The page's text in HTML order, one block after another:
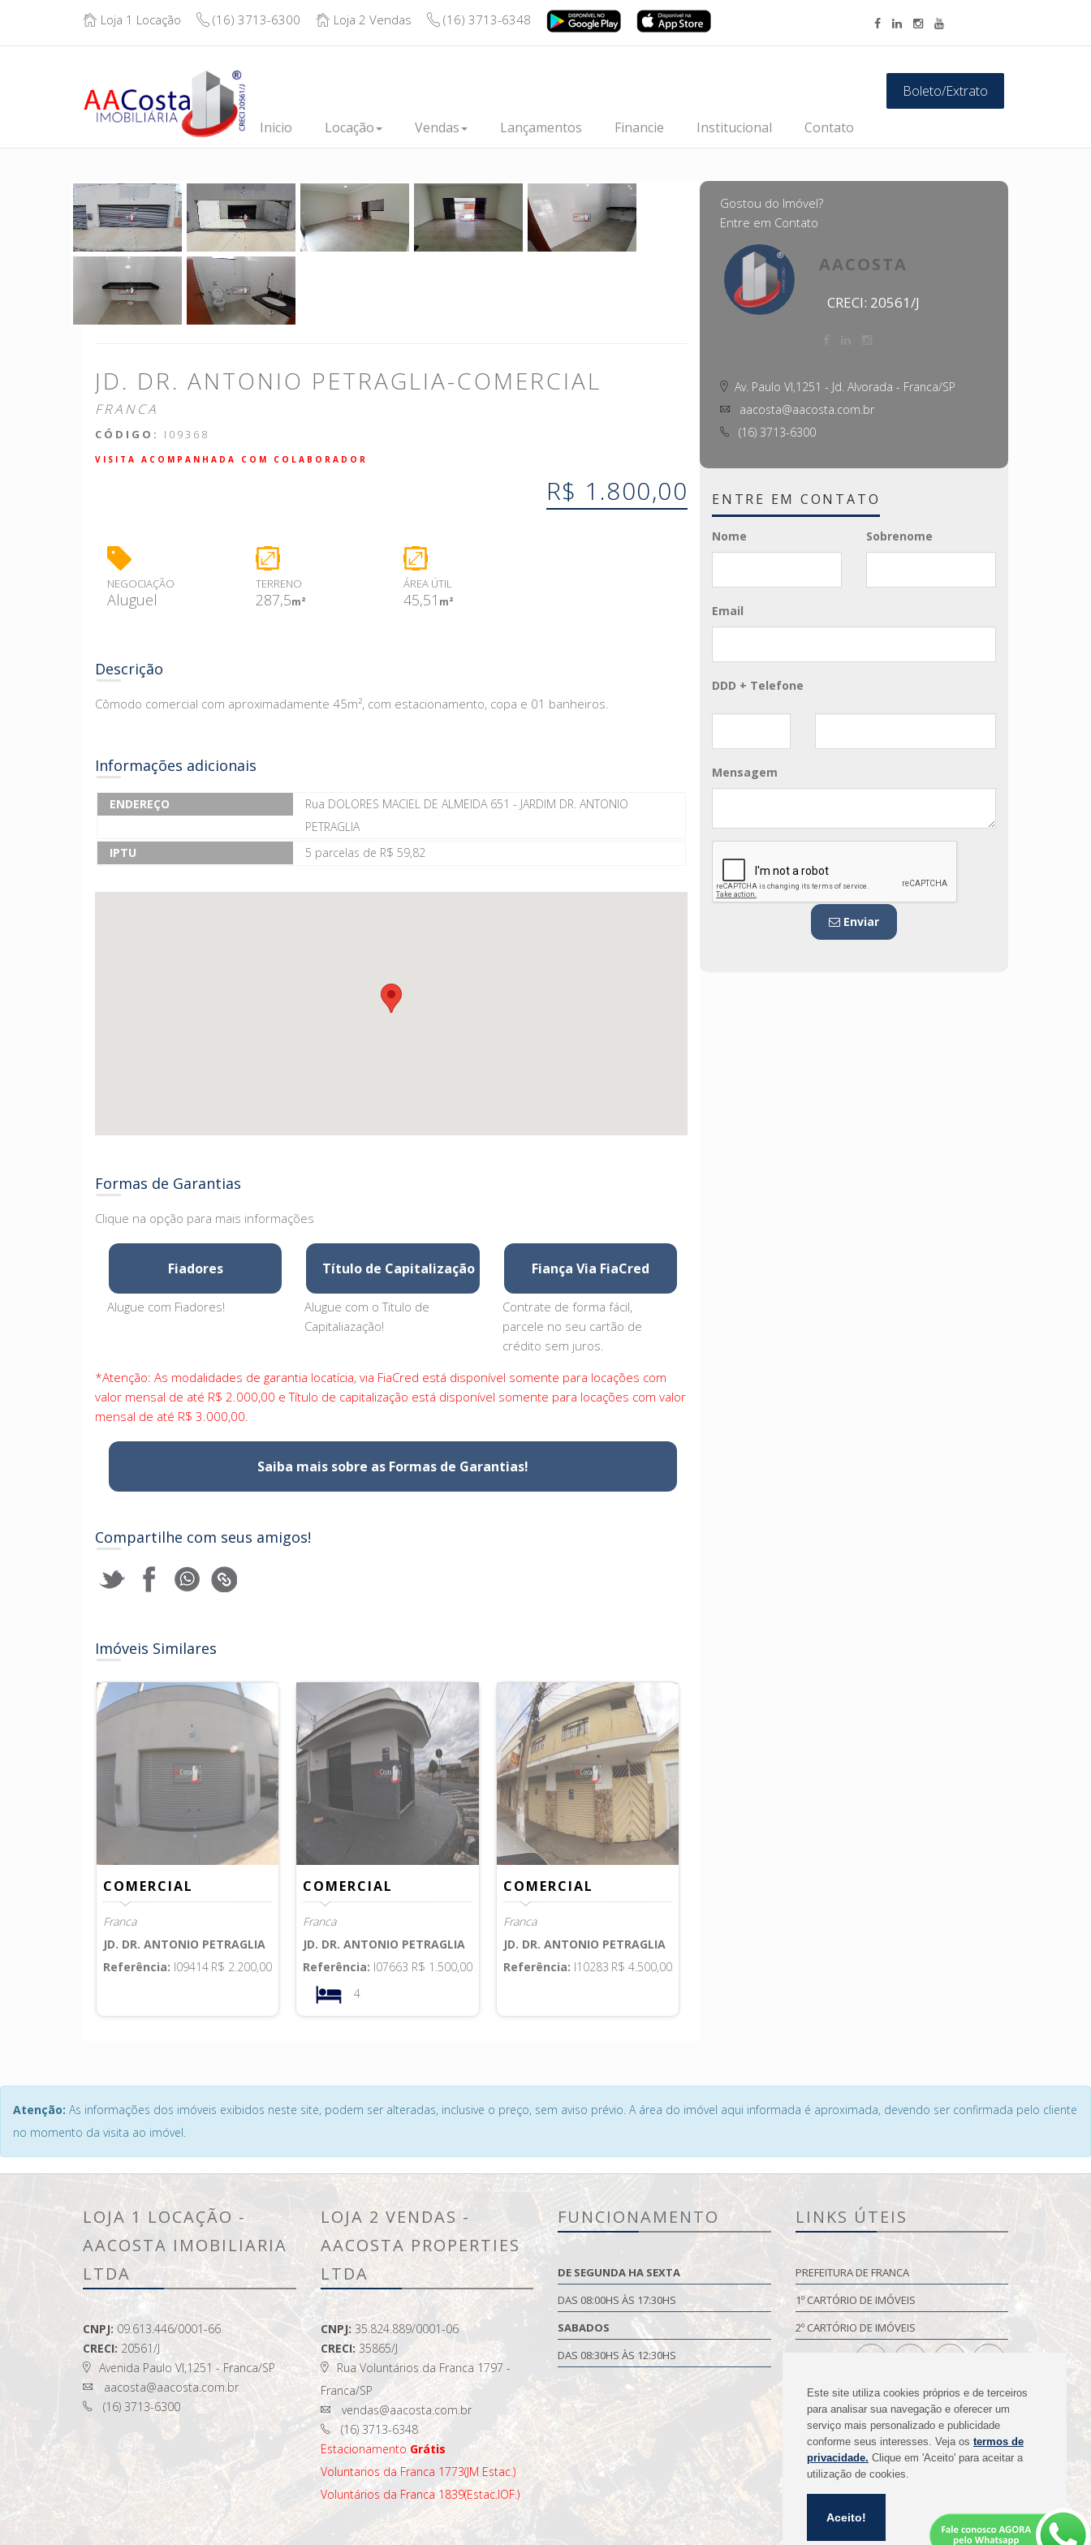
Loja 1 Locação (16) 3713-6300 Loja 2 Vendas (16) 3713-6348
Boleto/Extrato
Inicio Locação Vendas Lançamentos Financie Institucional Contato
JD. DR. ANTONIO PETRAGLIA-COMERCIAL
FRANCA
CÓDIGO: I09368
VISITA ACOMPANHADA COM COLABORADOR
R$ 1.800,00
NEGOCIAÇÃO
Aluguel
TERRENO
287,5m²
ÁREA ÚTIL
45,51 m²
Descrição
Cômodo comercial com aproximadamente 45m², com estacionamento, copa e 01 banheiros.
Informações adicionais
ENDEREÇO
Rua DOLORES MACIEL DE ALMEIDA 651 - JARDIM DR. ANTONIO
PETRAGLIA
IPTU
5 parcelas de R$ 59,82
Formas de Garantias
Clique na opção para mais informações
Fiadores
Alugue com Fiadores!
Título de Capitalização
Alugue com o Titulo de
Capitaliazação!
Fiança Via FiaCred
Contrate de forma fácil,
parcele no seu cartão de
crédito sem juros.
*Atenção: As modalidades de garantia locatícia, via FiaCred está disponível somente para locações com
valor mensal de até R$ 2.000,00 e Título de capitalização está disponível somente para locações com valor
mensal de até R$ 3.000,00.
Saiba mais sobre as Formas de Garantias!
Compartilhe com seus amigos!
Imóveis Similares
COMERCIAL
Franca
JD. DR. ANTONIO PETRAGLIA
Referência: I09414 R$ 2.200,00
COMERCIAL
Franca
JD. DR. ANTONIO PETRAGLIA
Referência: I07663 R$ 1.500,00
4
COMERCIAL
Franca
JD. DR. ANTONIO PETRAGLIA
Referência: I10283 R$ 4.500,00
Gostou do Imóvel?
Entre em Contato
AACOSTA
CRECI: 20561/J
Av. Paulo VI,1251 - Jd. Alvorada - Franca/SP
aacosta@aacosta.com.br
(16) 3713-6300
ENTRE EM CONTATO
Nome Sobrenome
Email
DDD + Telefone
Mensagem
Enviar
Atenção: As informações dos imóveis exibidos neste site, podem ser alteradas, inclusive o preço, sem aviso prévio. A área do imóvel aqui informada é aproximada, devendo ser confirmada pelo cliente
no momento da visita ao imóvel.
LOJA 1 LOCAÇÃO -
AACOSTA IMOBILIARIA
LTDA
CNPJ: 09.613.446/0001-66
CRECI: 20561/J
Avenida Paulo VI,1251 - Franca/SP
aacosta@aacosta.com.br
(16) 3713-6300
LOJA 2 VENDAS -
AACOSTA PROPERTIES
LTDA
CNPJ: 35.824.889/0001-06
CRECI: 35865/J
Rua Voluntários da Franca 1797 -
Franca/SP
vendas@aacosta.com.br
(16) 3713-6348
Estacionamento Grátis
Voluntarios da Franca 1773(JM Estac.)
Voluntários da Franca 1839(Estac.IOF.)
FUNCIONAMENTO
DE SEGUNDA HA SEXTA
DAS 08:00HS ÀS 17:30HS
SABADOS
DAS 08:30HS ÀS 12:30HS
LINKS ÚTEIS
PREFEITURA DE FRANCA
1º CARTÓRIO DE IMÓVEIS
2º CARTÓRIO DE IMÓVEIS
Este site utiliza cookies próprios e de terceiros
para analisar sua navegação e oferecer um
serviço mais personalizado e publicidade
conforme seus interesses. Veja os termos de
privacidade. Clique em 'Aceito' para aceitar a
utilização de cookies.
Aceito!